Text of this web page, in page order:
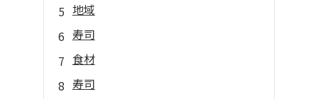
地域
寿司
食材
寿司